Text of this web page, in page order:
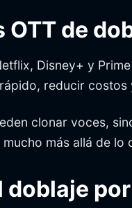
OTT de
Disney+ y
reducir
clonar voces,
más allá de
doblaje